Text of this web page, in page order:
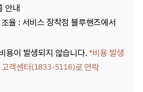
안내
율 : 서비스 장착점 블루핸즈에서
용이 발생되지 않습니다. *비용 발생
객센터(1833-5116)로 연락